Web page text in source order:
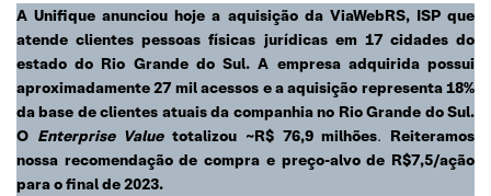
A Unifique anunciou hoje a aquisição da ViaWebRS,ISP que
atende clientes pessoas físicas jurídicas em 17 cidades do
estado do Rio Grande do Sul. A empresa adquirida possui
aproximadamente27 mil acessos e a aquisição representa 18%
da base de clientes atuais da companhia no Rio Grande do Sul.
O Enterprise Valuetotalizou ~R$ 76,9 milhões. Reiteramos
nossa recomendação de compra e preço-alvo de R$7,5/ação
para o final de 2023.